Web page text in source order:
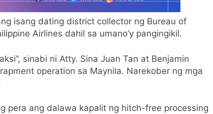
isang dating district collector ng Bureau of
Airlines dahil sa umano’y pangingikil.
sinabi ni Atty. Sina Juan Tan at Benjamin
operation sa Maynila. Narekober ng mga
pera ang dalawa kapalit ng hitch-free processing